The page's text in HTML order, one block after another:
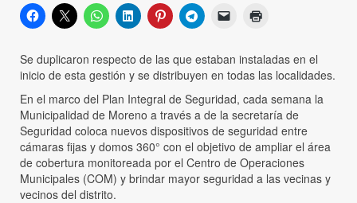
Se duplicaron respecto de las que estaban instaladas en el
inicio de esta gestión y se distribuyen en todas las localidades.
En el marco del Plan Integral de Seguridad, cada semana la
Municipalidad de Moreno a través a de la secretaría de
Seguridad coloca nuevos dispositivos de seguridad entre
cámaras fijas y domos 360° con el objetivo de ampliar el área
de cobertura monitoreada por el Centro de Operaciones
Municipales (COM) y brindar mayor seguridad a las vecinas y
vecinos del distrito.